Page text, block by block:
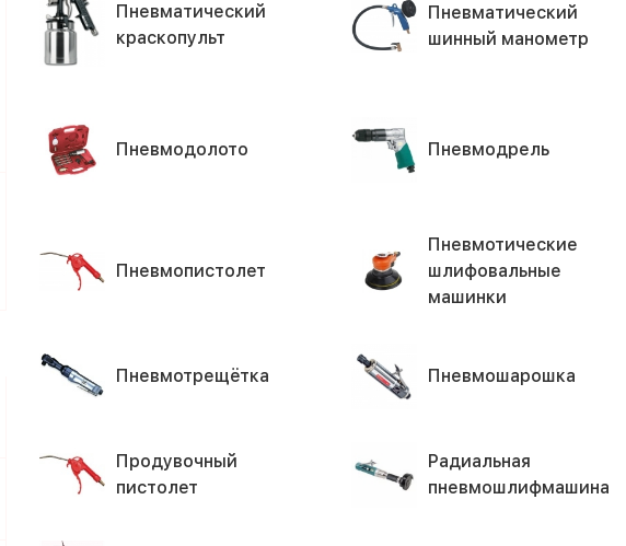
Пневматический
краскопульт
Пневматический
шинный манометр
Пневмодолото Пневмодрель
Пневмопистолет
Пневмотические
шлифовальные
машинки
Пневмотрещётка Пневмошарошка
Продувочный
пистолет
Радиальная
пневмошлифмашина